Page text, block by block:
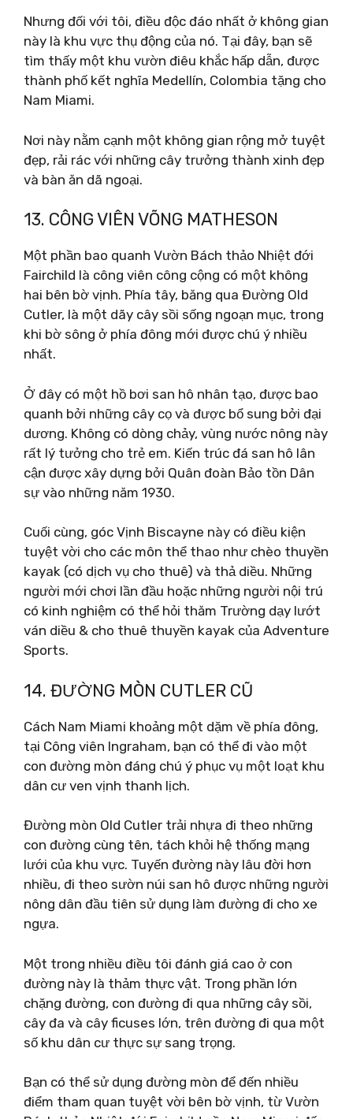
Nhưng đối với tôi, điều độc đáo nhất ở không gian
này là khu vực thụ động của nó. Tại đây, bạn sẽ
tìm thấy một khu vườn điêu khắc hấp dẫn, được
thành phố kết nghĩa Medellín, Colombia tặng cho
Nam Miami.
Nơi này nằm cạnh một không gian rộng mở tuyệt
đẹp, rải rác với những cây trưởng thành xinh đẹp
và bàn ăn dã ngoại.
13. CÔNG VIÊN VÕNG MATHESON
Một phần bao quanh Vườn Bách thảo Nhiệt đới
Fairchild là công viên công cộng có một không
hai bên bờ vịnh. Phía tây, băng qua Đường Old
Cutler, là một dãy cây sồi sống ngoạn mục, trong
khi bờ sông ở phía đông mới được chú ý nhiều
nhất.
Ở đây có một hồ bơi san hô nhân tạo, được bao
quanh bởi những cây cọ và được bổ sung bởi đại
dương. Không có dòng chảy, vùng nước nông này
rất lý tưởng cho trẻ em. Kiến trúc đá san hô lân
cận được xây dựng bởi Quân đoàn Bảo tồn Dân
sự vào những năm 1930.
Cuối cùng, góc Vịnh Biscayne này có điều kiện
tuyệt vời cho các môn thể thao như chèo thuyền
kayak (có dịch vụ cho thuê) và thả diều. Những
người mới chơi lần đầu hoặc những người nội trú
có kinh nghiệm có thể hỏi thăm Trường dạy lướt
ván diều & cho thuê thuyền kayak của Adventure
Sports.
14. ĐƯỜNG MÒN CUTLER CŨ
Cách Nam Miami khoảng một dặm về phía đông,
tại Công viên Ingraham, bạn có thể đi vào một
con đường mòn đáng chú ý phục vụ một loạt khu
dân cư ven vịnh thanh lịch.
Đường mòn Old Cutler trải nhựa đi theo những
con đường cùng tên, tách khỏi hệ thống mạng
lưới của khu vực. Tuyến đường này lâu đời hơn
nhiều, đi theo sườn núi san hô được những người
nông dân đầu tiên sử dụng làm đường đi cho xe
ngựa.
Một trong nhiều điều tôi đánh giá cao ở con
đường này là thảm thực vật. Trong phần lớn
chặng đường, con đường đi qua những cây sồi,
cây đa và cây ficuses lớn, trên đường đi qua một
số khu dân cư thực sự sang trọng.
Bạn có thể sử dụng đường mòn để đến nhiều
điểm tham quan tuyệt vời bên bờ vịnh, từ Vườn